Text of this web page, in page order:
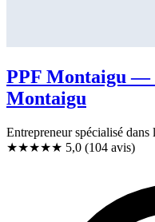
PPF Montaigu —
Montaigu
Entrepreneur spécialisé dans
★★★★★ 5,0 (104 avis)